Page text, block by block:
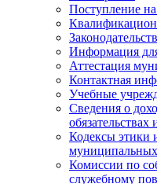
Поступление
Информация
Аттестация
Контактная
Учебные
Сведения о
Кодексы этики
Комиссии по
служебному